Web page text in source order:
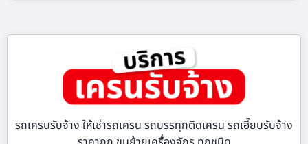
รถเครนรับจ้าง ให้เช่ารถเครน รถบรรทุกติดเครน รถเฮี๊ยบรับจ้าง